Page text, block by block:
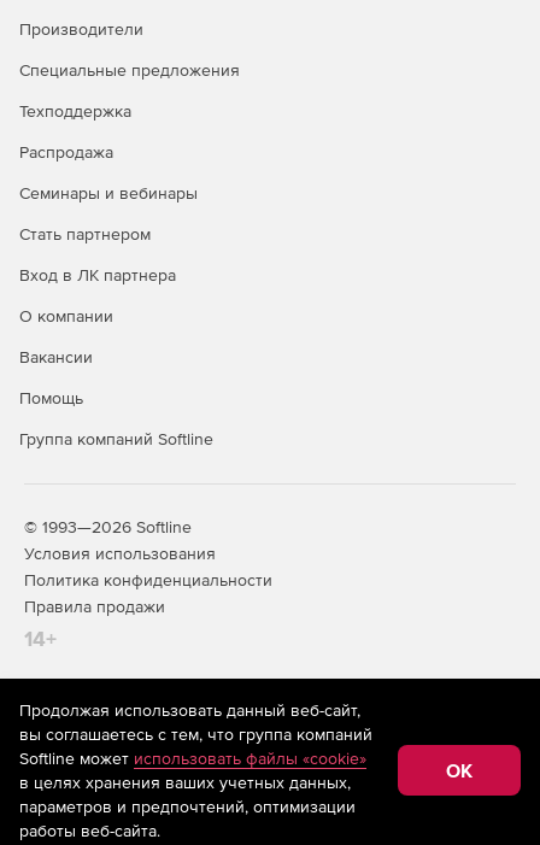
записи, от RC4 48 бит до AES 256 бит.
Документы DigiSign (поддержка режимов Adobe
Слияние / разделение документов.
Обмен / удаление / добавление / поворот страниц.
Полное взаимодействие с элементами управления
GdViewer и ThumbnailEx.
Редактирование документа PDF и отображение
реального времени.
UA).
Производители
Специальные предложения
Техподдержка
Распродажа
Семинары и вебинары
Стать партнером
Вход в ЛК партнера
О компании
Вакансии
Помощь
Группа компаний Softline
© 1993—2026 Softline
Условия использования
Политика конфиденциальности
Правила продажи
14+
На информационном ресурсе store.softline.ru применяются
рекомендательные технологии(информационные технологии
предоставления информации на основе сбора,
систематизации и анализа сведений, относящихся к
предпочтениям пользователей сети «Интернет»,
находящихся на территории Российской Федерации)
Продолжая использовать данный веб-сайт,
вы соглашаетесь с тем, что группа компаний
Softline может использовать файлы «cookie»
в целях хранения ваших учетных данных,
параметров и предпочтений, оптимизации
работы веб-сайта.
OK